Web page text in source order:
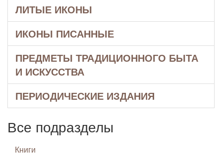
ЛИТЫЕ ИКОНЫ
ИКОНЫ ПИСАННЫЕ
ПРЕДМЕТЫ ТРАДИЦИОННОГО БЫТА
И ИСКУССТВА
ПЕРИОДИЧЕСКИЕ ИЗДАНИЯ
Все подразделы
Книги